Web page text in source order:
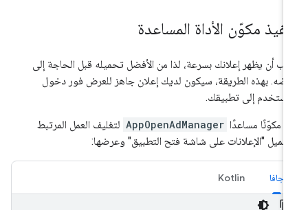
مكوّن الأداة المساعدة
أن يظهر إعلانك بسرعة، لذا من الأفضل تحميله قبل الحاجة إلى
بهذه الطريقة، سيكون لديك إعلان جاهز للعرض فور دخول
إلى تطبيقك.
مكوّنًا مساعدًا AppOpenAdManager لتغليف العمل المرتبط
"الإعلانات على شاشة فتح التطبيق" وعرضها:
Kotlin